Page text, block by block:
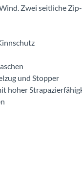
Zwei seitliche
und Stopper
hoher